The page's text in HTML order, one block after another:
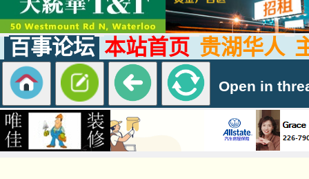
百事论坛 本站首页 贵湖华人
Open in